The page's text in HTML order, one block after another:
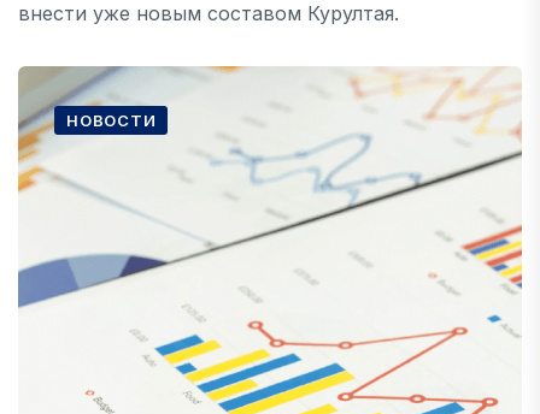
внести уже новым составом Курултая.
НОВОСТИ